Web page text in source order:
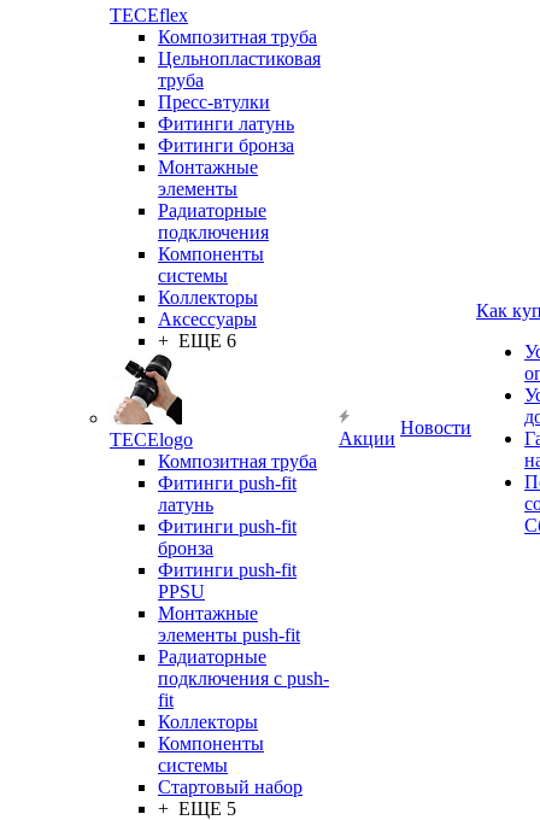
TECEflex
Композитная труба
Цельнопластиковая
труба
Пресс-втулки
Фитинги латунь
Фитинги бронза
Монтажные
элементы
Радиаторные
подключения
Компоненты
системы
Коллекторы
Аксессуары
+ ЕЩЕ 6
TECElogo
Композитная труба
Фитинги push-fit
латунь
Фитинги push-fit
бронза
Фитинги push-fit
PPSU
Монтажные
элементы push-fit
Радиаторные
подключения с push-
fit
Коллекторы
Компоненты
системы
Стартовый набор
+ ЕЩЕ 5
Акции
Новости
Как